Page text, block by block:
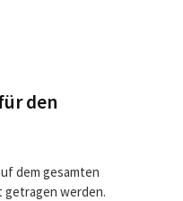
den
dem gesamten
getragen werden.